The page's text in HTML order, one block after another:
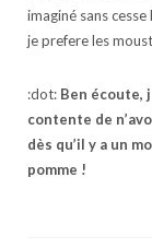
imaginé sans
je prefere les
:dot: Ben écoute,
contente de
dès qu’il y a un
pomme !